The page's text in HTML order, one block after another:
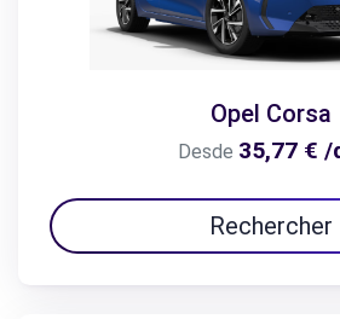
Opel Corsa
Desde 35,77 € /
Rechercher